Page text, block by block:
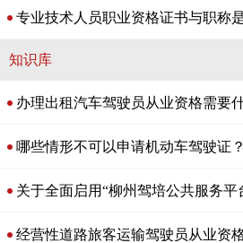
知识库
哪些情形不可以申请机动车驾驶证？